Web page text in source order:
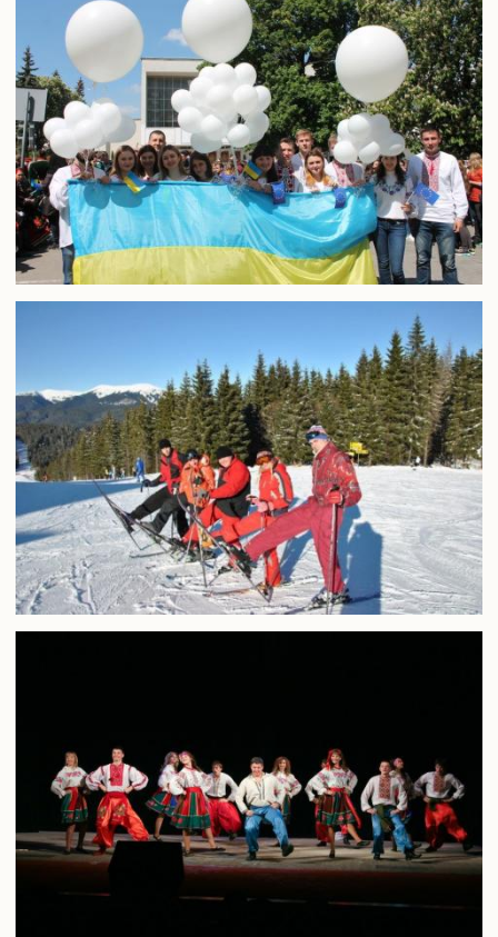
Оголошення
Освітній процес
Навчальні плани
Розклади занять
Електронні журнали обліку успішності
Плани гостьових лекцій
Навчально-методичне забезпечення
Студентське самоврядування
Військова кафедра
IT сервіси Університету
Офіс студента
Соціально-психологічна допомога внутрішньо переміщеним
Електронна скринька довіри
Аспіранту і докторанту
Загальна інформація
Інформація про вступ до аспірантури та докторантури
Інформаційний пакет підготовки докторів філософії та
докторів наук
Вибіркові дисципліни
Педагогічна практика аспірантів
Дисертаційні дослідження, що виконуються
Наукова діяльність
Загальна інформація
Путівник науковця
Напрями наукових досліджень
Організація наукової діяльності молодих вчених
Наукові школи